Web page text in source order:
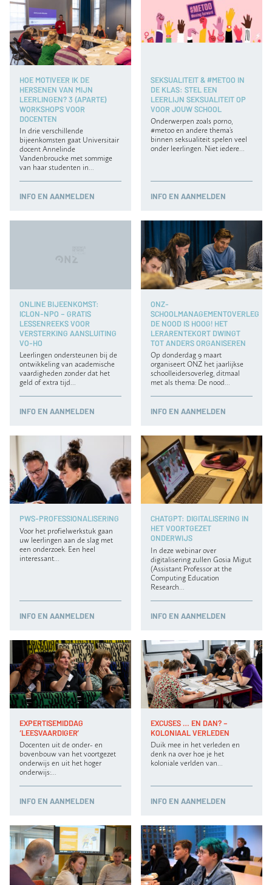
HOE MOTIVEER IK DE
HERSENEN VAN MIJN
LEERLINGEN? 3 (APARTE)
WORKSHOPS VOOR
DOCENTEN
In drie verschillende
bijeenkomsten gaat Universitair
docent Annelinde
Vandenbroucke met sommige
van haar studenten in…
INFO EN AANMELDEN
SEKSUALITEIT & #METOO IN
DE KLAS: STEL EEN
LEERLIJN SEKSUALITEIT OP
VOOR JOUW SCHOOL
Onderwerpen zoals porno,
#metoo en andere thema’s
binnen seksualiteit spelen veel
onder leerlingen. Niet iedere…
INFO EN AANMELDEN
ONLINE BIJEENKOMST:
ICLON-NPO – GRATIS
LESSENREEKS VOOR
VERSTERKING AANSLUITING
VO-HO
Leerlingen ondersteunen bij de
ontwikkeling van academische
vaardigheden zonder dat het
geld of extra tijd…
INFO EN AANMELDEN
ONZ-
SCHOOLMANAGEMENTOVERLEG
DE NOOD IS HOOG! HET
LERARENTEKORT DWINGT
TOT ANDERS ORGANISEREN
Op donderdag 9 maart
organiseert ONZ het jaarlijkse
schoolleidersoverleg, ditmaal
met als thema: De nood…
INFO EN AANMELDEN
PWS-PROFESSIONALISERING
Voor het profielwerkstuk gaan
uw leerlingen aan de slag met
een onderzoek. Een heel
interessant…
INFO EN AANMELDEN
CHATGPT: DIGITALISERING IN
HET VOORTGEZET
ONDERWIJS
In deze webinar over
digitalisering zullen Gosia Migut
(Assistant Professor at the
Computing Education
Research…
INFO EN AANMELDEN
EXPERTISEMIDDAG
‘LEESVAARDIGER’
Docenten uit de onder- en
bovenbouw van het voortgezet
onderwijs en uit het hoger
onderwijs:…
INFO EN AANMELDEN
EXCUSES … EN DAN? –
KOLONIAAL VERLEDEN
Duik mee in het verleden en
denk na over hoe je het
koloniale verlden van…
INFO EN AANMELDEN